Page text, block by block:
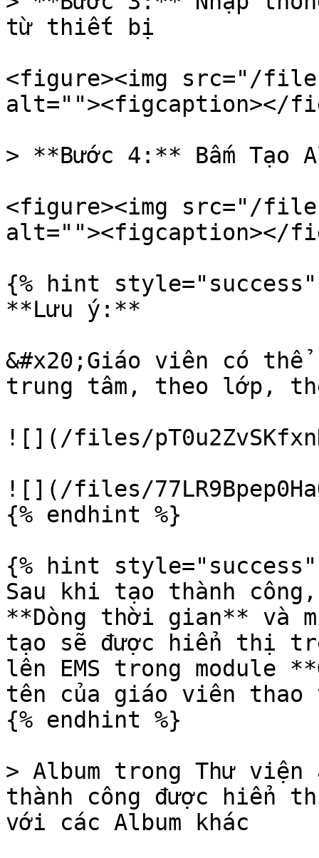
từ thiết bị
<figure><img src="/
alt=""><figcaption></
> **Bước 4:** Bấm
<figure><img src="/
alt=""><figcaption></
{% hint style="success"
**Lưu ý:**
&#x20;Giáo viên có
trung tâm, theo lớp,
![](/files/
![](/files/
{% endhint %}
{% hint style="success"
Sau khi tạo thành
**Dòng thời gian** và
tạo sẽ được hiển thị
lên EMS trong module
tên của giáo viên thao
{% endhint %}
> Album trong Thư
thành công được hiển
với các Album khác